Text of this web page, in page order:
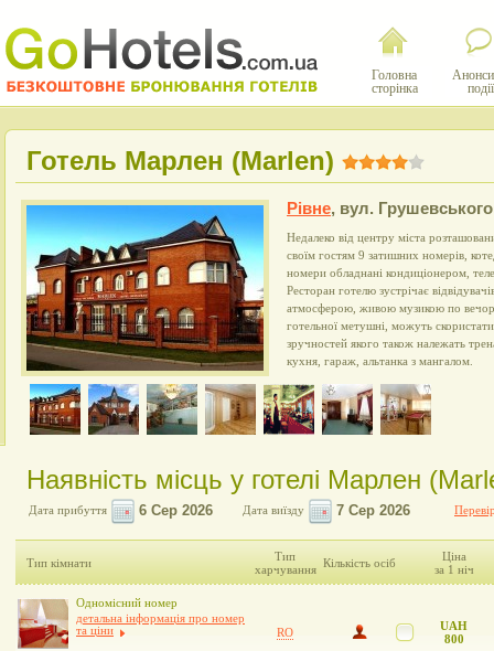
Головна
сторінка
події
Готель Марлен (Marlen)
Рівне, вул.
Недалеко від центру міста
своїм гостям 9 затишних номерів,
номери обладнані кондиціонером,
Ресторан готелю зустрічає
атмосферою, живою музикою по
готельної метушні, можуть
зручностей якого також належать
кухня, гараж, альтанка з мангалом.
Наявність місць у готелі Марлен
Дата прибуття Дата виїзду
Тип кімнати
Тип
харчування Кількість осіб
Ціна
за 1 ніч
Одномісний номер
детальна інформація про номер
та ціни
RO
UAH
800